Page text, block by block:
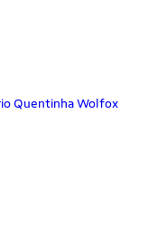
Quentinha Wolfox